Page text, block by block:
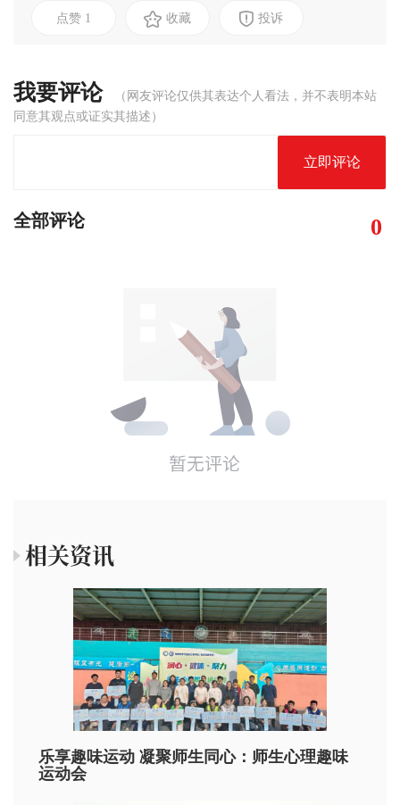
点赞 1 收藏 投诉
我要评论
（网友评论仅供其表达个人看法，并不表明本站
同意其观点或证实其描述）
立即评论
全部评论 0
相关资讯
乐享趣味运动 凝聚师生同心：师生心理趣味
运动会